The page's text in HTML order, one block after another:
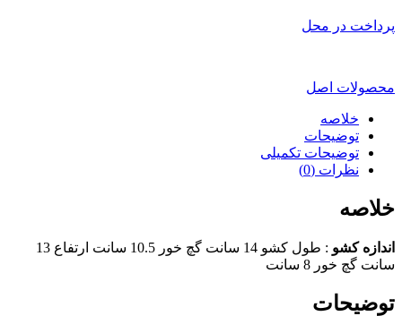
پرداخت در محل
محصولات اصل
خلاصه
توضیحات
توضیحات تکمیلی
نظرات (0)
خلاصه
اندازه کشو
: طول کشو 14 سانت گچ خور 10.5 سانت ارتفاع 13
سانت گچ خور 8 سانت
توضیحات